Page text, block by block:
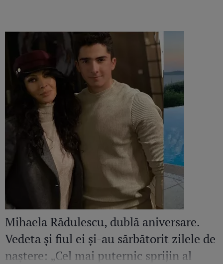
Mihaela Rădulescu, dublă aniversare.
Vedeta și fiul ei și-au sărbătorit zilele de
naștere: „Cel mai puternic sprijin al